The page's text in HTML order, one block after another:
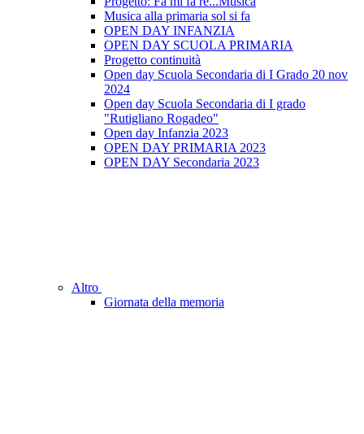
Musica alla primaria sol si fa
OPEN DAY INFANZIA
OPEN DAY SCUOLA PRIMARIA
Progetto continuità
Open day Scuola Secondaria di I Grado 20 nov
2024
Open day Scuola Secondaria di I grado
"Rutigliano Rogadeo"
Open day Infanzia 2023
OPEN DAY PRIMARIA 2023
OPEN DAY Secondaria 2023
Altro
Giornata della memoria